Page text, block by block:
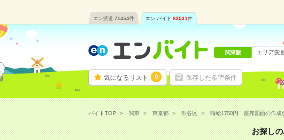
エン派遣 71454件 エン バイト 82531件
気になるリスト 0 保存した希望条件
関東版 エリア変
バイトTOP 関東 東京都 渋谷区 時給1750円！座席図面の作成
お探し